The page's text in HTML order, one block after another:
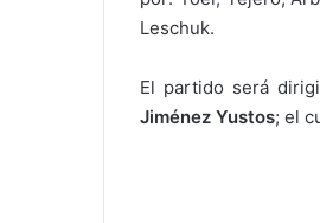
Leschuk.
El partido será
Jiménez Yustos; el